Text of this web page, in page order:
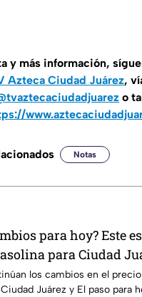
y más información,
Azteca Ciudad Juárez,
o
Notas
para hoy? Este
para Ciudad
los cambios en el
Juárez y El paso para